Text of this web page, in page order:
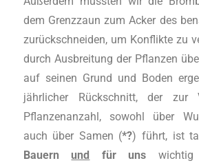
dem Grenzzaun zum Acker des
zurückschneiden, um Konflikte zu
durch Ausbreitung der Pflanzen
auf seinen Grund und Boden
jährlicher Rückschnitt, der zur
Pflanzenanzahl, sowohl über
auch über Samen (*?) führt, ist
Bauernund für uns wichtig